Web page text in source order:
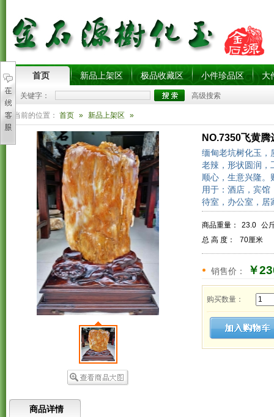
首页 新品上架区 极品收藏区 小件珍品区 大
关键字： 高级搜索
您当前的位置： 首页 » 新品上架区 »
NO.7350飞黄腾
缅甸老坑树化玉，
老辣，形状圆润，
顺心，生意兴隆。
用于：酒店，宾
待室，办公室，居
商品重量： 23.0 公
总 高 度：
70厘米
销售价： ￥
购买数量：
商品详情